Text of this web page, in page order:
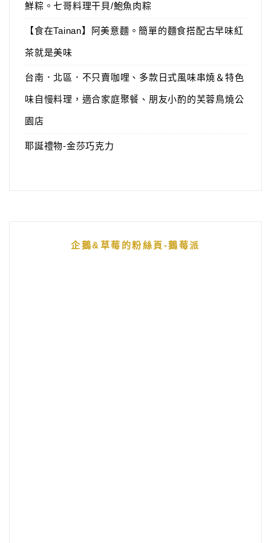
鮮粽。七哥料理干貝/鮑魚肉粽
【食在Tainan】阿美意麵。簡單的麵食搭配古早味紅
茶就是美味
台南．北區．不只賣咖哩、多款日式風味串燒＆特色
味自慢料理，適合家庭聚餐、朋友小酌的芙蓉鳥燒公
園店
耶誕禮物-金莎巧克力
企鵝&草莓的粉絲頁-鵝莓派